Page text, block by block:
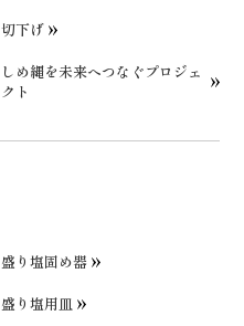
切下げ
しめ縄を未来へつなぐプロジェ
クト
盛り塩固め器
盛り塩用皿